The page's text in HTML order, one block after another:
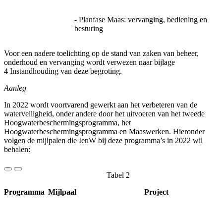
- Planfase Maas: vervanging, bediening en
besturing
Voor een nadere toelichting op de stand van zaken van beheer,
onderhoud en vervanging wordt verwezen naar bijlage
4 Instandhouding van deze begroting.
Aanleg
In 2022 wordt voortvarend gewerkt aan het verbeteren van de
waterveiligheid, onder andere door het uitvoeren van het tweede
Hoogwaterbeschermingsprogramma, het
Hoogwaterbeschermingsprogramma en Maaswerken. Hieronder
volgen de mijlpalen die IenW bij deze programma’s in 2022 wil
behalen:
Tabel 2
Programma Mijlpaal Project